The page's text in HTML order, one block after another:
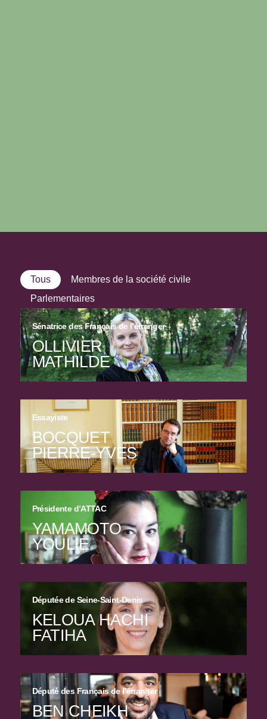
Membres de la société civile
Parlementaires
Tous
Sénatrice des Français de l’étranger
OLLIVIER
MATHILDE
Essayiste
BOCQUET
PIERRE-YVES
Présidente dʼATTAC
YAMAMOTO
YOULIE
Députée de Seine-Saint-Denis
KELOUA HACHI
FATIHA
Député des Français de l’étranger
BEN CHEIKH